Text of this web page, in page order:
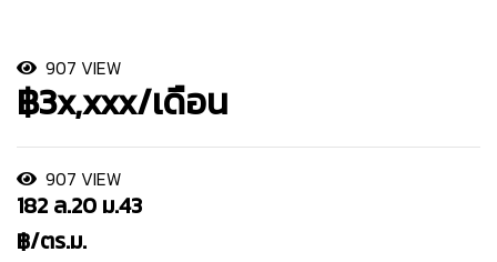
907 VIEW
฿3x,xxx/เดือน
907 VIEW
182 ล.20 ม.43
฿/ตร.ม.